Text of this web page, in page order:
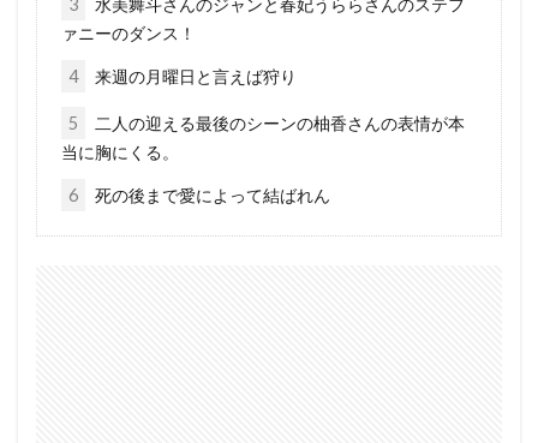
3
水美舞斗さんのジャンと春妃うららさんのステフ
ァニーのダンス！
4 来週の月曜日と言えば狩り
5
二人の迎える最後のシーンの柚香さんの表情が本
当に胸にくる。
6 死の後まで愛によって結ばれん